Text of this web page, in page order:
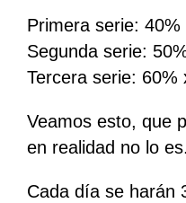
Primera serie: 40%
Segunda serie:
Tercera serie: 60%
Veamos esto, que
en realidad no lo es.
Cada día se harán